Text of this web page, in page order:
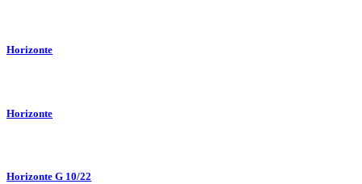
Horizonte
Horizonte
Horizonte G 10/22